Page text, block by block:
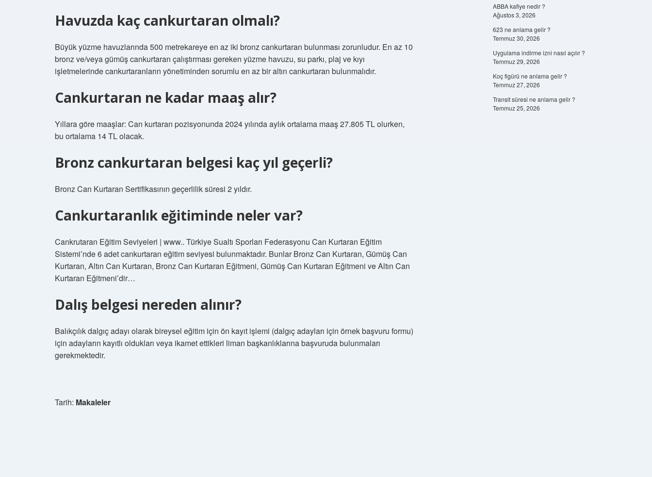
Havuzda kaç cankurtaran olmalı?
Büyük yüzme havuzlarında 500 metrekareye en az iki bronz cankurtaran bulunması zorunludur. En az 10
bronz ve/veya gümüş cankurtaran çalıştırması gereken yüzme havuzu, su parkı, plaj ve kıyı
işletmelerinde cankurtaranların yönetiminden sorumlu en az bir altın cankurtaran bulunmalıdır.
Cankurtaran ne kadar maaş alır?
Yıllara göre maaşlar: Can kurtaran pozisyonunda 2024 yılında aylık ortalama maaş 27.805 TL olurken,
bu ortalama 14 TL olacak.
Bronz cankurtaran belgesi kaç yıl geçerli?
Bronz Can Kurtaran Sertifikasının geçerlilik süresi 2 yıldır.
Cankurtaranlık eğitiminde neler var?
Cankrutaran Eğitim Seviyeleri | www.. Türkiye Sualtı Sporları Federasyonu Can Kurtaran Eğitim
Sistemi’nde 6 adet cankurtaran eğitim seviyesi bulunmaktadır. Bunlar Bronz Can Kurtaran, Gümüş Can
Kurtaran, Altın Can Kurtaran, Bronz Can Kurtaran Eğitmeni, Gümüş Can Kurtaran Eğitmeni ve Altın Can
Kurtaran Eğitmeni’dir…
Dalış belgesi nereden alınır?
Balıkçılık dalgıç adayı olarak bireysel eğitim için ön kayıt işlemi (dalgıç adayları için örnek başvuru formu)
için adayların kayıtlı oldukları veya ikamet ettikleri liman başkanlıklarına başvuruda bulunmaları
gerekmektedir.
Tarih: Makaleler
ABBA kafiye nedir ?
Ağustos 3, 2026
623 ne anlama gelir ?
Temmuz 30, 2026
Uygulama indirme izni nasıl açılır ?
Temmuz 29, 2026
Koç figürü ne anlama gelir ?
Temmuz 27, 2026
Transit süresi ne anlama gelir ?
Temmuz 25, 2026